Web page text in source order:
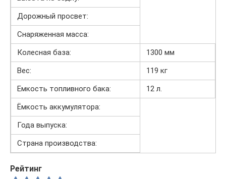
Дорожный просвет:
Снаряженная масса:
Колесная база:
1300 мм
Вес:
119 кг
Емкость топливного бака:
12 л.
Ёмкость аккумулятора:
Года выпуска:
Страна производства:
Рейтинг